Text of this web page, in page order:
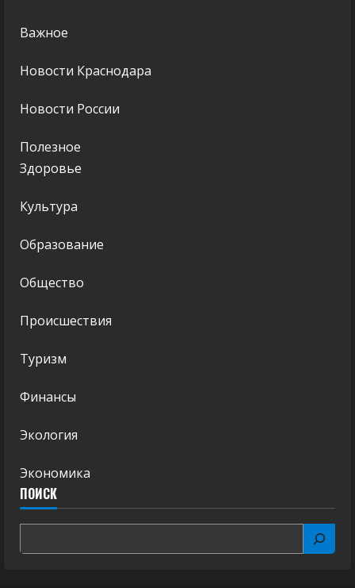
Важное
Новости Краснодара
Новости России
Полезное
Здоровье
Культура
Образование
Общество
Происшествия
Туризм
Финансы
Экология
Экономика
ПОИСК